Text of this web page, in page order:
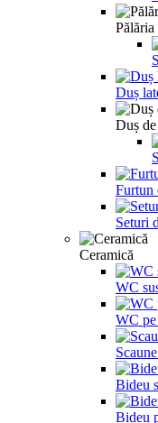
Pălăria
Duș
Duș
Furtun
Seturi
Ceramică
WC
WC pe
Bideu
Bideu